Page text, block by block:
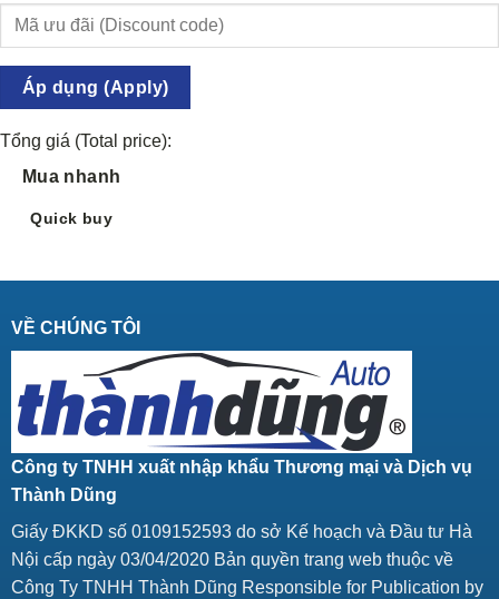
Áp dụng (Apply)
Tổng giá (Total price):
Mua nhanh
Quick buy
VỀ CHÚNG TÔI
Công ty TNHH xuất nhập khẩu Thương mại và Dịch vụ
Thành Dũng
Giấy ĐKKD số 0109152593 do sở Kế hoạch và Đầu tư Hà
Nội cấp ngày 03/04/2020 Bản quyền trang web thuộc về
Công Ty TNHH Thành Dũng Responsible for Publication by